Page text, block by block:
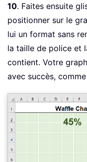
10. Faites ensuite
positionner sur le
lui un format sans
la taille de police et
contient. Votre
avec succès,